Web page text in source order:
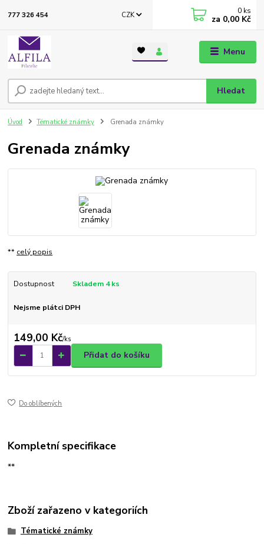
Menu
CZK
Hledat
777 326 454 0 ks
za 0,00 Kč
Úvod Tématické známky Grenada známky
Grenada známky
** celý popis
Dostupnost Skladem 4 ks
Nejsme plátci DPH
149,00 Kč/ks
Přidat do košíku
Do oblíbených
Kompletní specifikace
**
Zboží zařazeno v kategoriích
Tématické známky